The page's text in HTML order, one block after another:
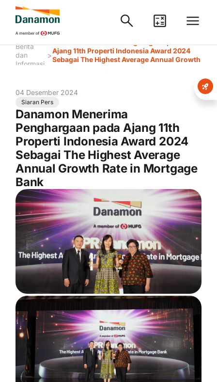
Berita
dan
Informasi
>Ajang 11th Properti Indonesia Award 2024
Sebagai The Highest Average Annual Growth
04 Desember 2024
Siaran Pers
Danamon Menerima
Penghargaan pada Ajang 11th
Properti Indonesia Award 2024
Sebagai The Highest Average
Annual Growth Rate in Mortgage
Bank